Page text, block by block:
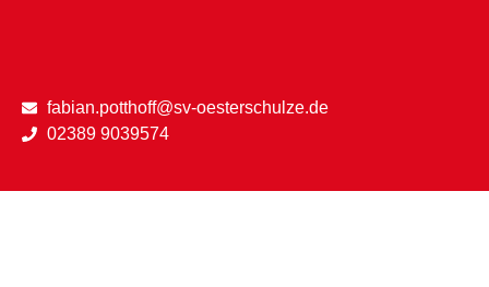
fabian.potthoff@sv-oesterschulze.de
02389 9039574